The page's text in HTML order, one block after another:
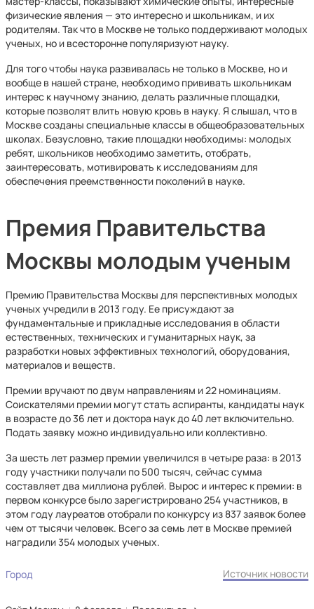
физические явления — это интересно и школьникам, и их
родителям. Так что в Москве не только поддерживают молодых
ученых, но и всесторонне популяризуют науку.
Для того чтобы наука развивалась не только в Москве, но и
вообще в нашей стране, необходимо прививать школьникам
интерес к научному знанию, делать различные площадки,
которые позволят влить новую кровь в науку. Я слышал, что в
Москве созданы специальные классы в общеобразовательных
школах. Безусловно, такие площадки необходимы: молодых
ребят, школьников необходимо заметить, отобрать,
заинтересовать, мотивировать к исследованиям для
обеспечения преемственности поколений в науке.
Премия Правительства
Москвы молодым ученым
Премию Правительства Москвы для перспективных молодых
ученых учредили в 2013 году. Ее присуждают за
фундаментальные и прикладные исследования в области
естественных, технических и гуманитарных наук, за
разработки новых эффективных технологий, оборудования,
материалов и веществ.
Премии вручают по двум направлениям и 22 номинациям.
Соискателями премии могут стать аспиранты, кандидаты наук
в возрасте до 36 лет и доктора наук до 40 лет включительно.
Подать заявку можно индивидуально или коллективно.
За шесть лет размер премии увеличился в четыре раза: в 2013
году участники получали по 500 тысяч, сейчас сумма
составляет два миллиона рублей. Вырос и интерес к премии: в
первом конкурсе было зарегистрировано 254 участников, в
этом году лауреатов отобрали по конкурсу из 837 заявок более
чем от тысячи человек. Всего за семь лет в Москве премией
наградили 354 молодых ученых.
Город Источник новости